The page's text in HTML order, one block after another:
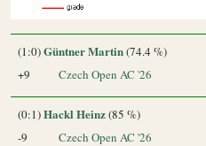
(1:0)Güntner Martin(74.4 %)
+9
Czech Open AC '26
(0:1)Hackl Heinz(85 %)
-9
Czech Open AC '26